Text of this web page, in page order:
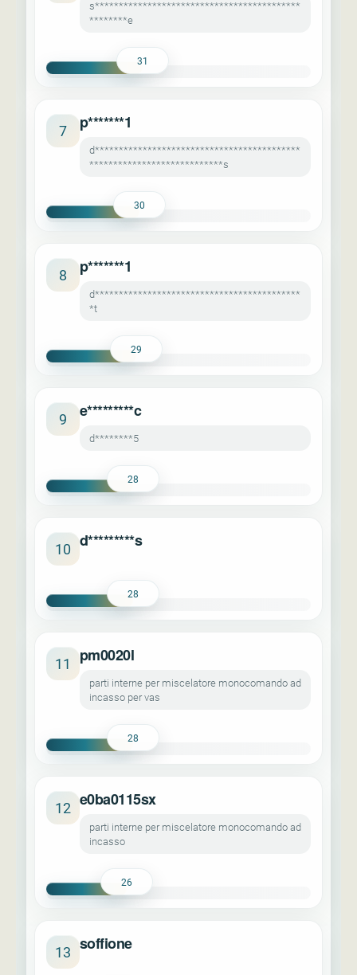
s*******************************************
********e
31
7 p*******1
d*******************************************
****************************s
30
8 p*******1
d*******************************************
*t
29
9 e*********c
d********5
28
10 d*********s
28
11 pm0020l
parti interne per miscelatore monocomando ad
incasso per vas
28
12 e0ba0115sx
parti interne per miscelatore monocomando ad
incasso
26
13 soffione